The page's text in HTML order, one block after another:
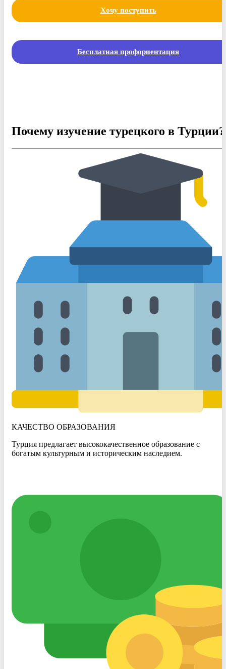
Хочу поступить
Бесплатная профориентация
Почему изучение турецкого в Турции?
КАЧЕСТВО ОБРАЗОВАНИЯ
Турция предлагает высококачественное образование с
богатым культурным и историческим наследием.